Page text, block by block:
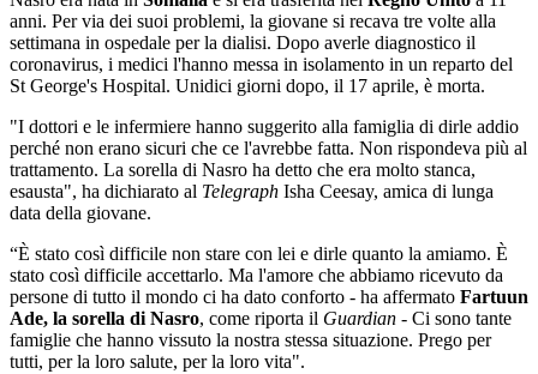
anni. Per via dei suoi problemi, la giovane si recava tre volte alla
settimana in ospedale per la dialisi. Dopo averle diagnostico il
coronavirus, i medici l'hanno messa in isolamento in un reparto del
St George's Hospital. Unidici giorni dopo, il 17 aprile, è morta.
"I dottori e le infermiere hanno suggerito alla famiglia di dirle addio
perché non erano sicuri che ce l'avrebbe fatta. Non rispondeva più al
trattamento. La sorella di Nasro ha detto che era molto stanca,
esausta", ha dichiarato al Telegraph Isha Ceesay, amica di lunga
data della giovane.
“È stato così difficile non stare con lei e dirle quanto la amiamo. È
stato così difficile accettarlo. Ma l'amore che abbiamo ricevuto da
persone di tutto il mondo ci ha dato conforto - ha affermato Fartuun
Ade, la sorella di Nasro, come riporta il Guardian - Ci sono tante
famiglie che hanno vissuto la nostra stessa situazione. Prego per
tutti, per la loro salute, per la loro vita".